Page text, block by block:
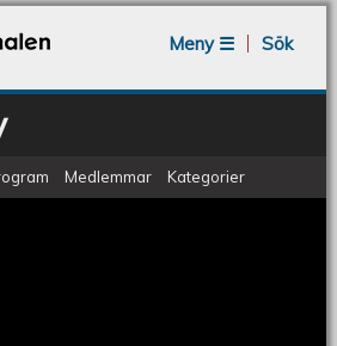
Meny ☰
Sök
Medlemmar Kategorier